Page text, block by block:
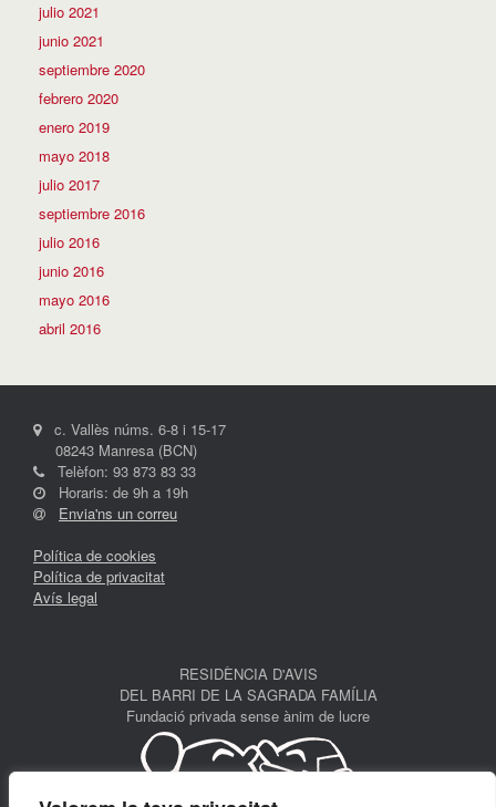
julio 2021
junio 2021
septiembre 2020
febrero 2020
enero 2019
mayo 2018
julio 2017
septiembre 2016
julio 2016
junio 2016
mayo 2016
abril 2016
c. Vallès núms. 6-8 i 15-17
08243 Manresa (BCN)
Telèfon: 93 873 83 33
Horaris: de 9h a 19h
Envia'ns un correu
Política de cookies
Política de privacitat
Avís legal
RESIDÈNCIA D'AVIS
DEL BARRI DE LA SAGRADA FAMÍLIA
Fundació privada sense ànim de lucre